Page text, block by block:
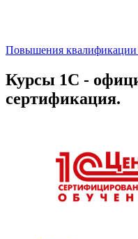
Повышения квалификации
Курсы 1С -
сертификация.